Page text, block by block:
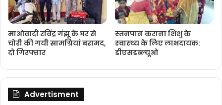
माओवादी रविंद्र गंझू के घर से
चोरी की गयी सामग्रियां बरामद,
दो गिरफ्तार
स्‍तनपान कराना शिशु के
स्‍वास्‍थ्‍य के लिए लाभदायक:
डीएसडब्‍ल्‍यूओ
Advertisment